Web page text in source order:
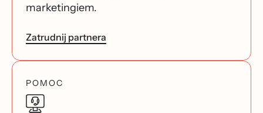
marketingiem.
Zatrudnij partnera
POMOC